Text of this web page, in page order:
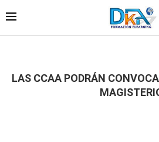
LAS CCAA PODRÁN